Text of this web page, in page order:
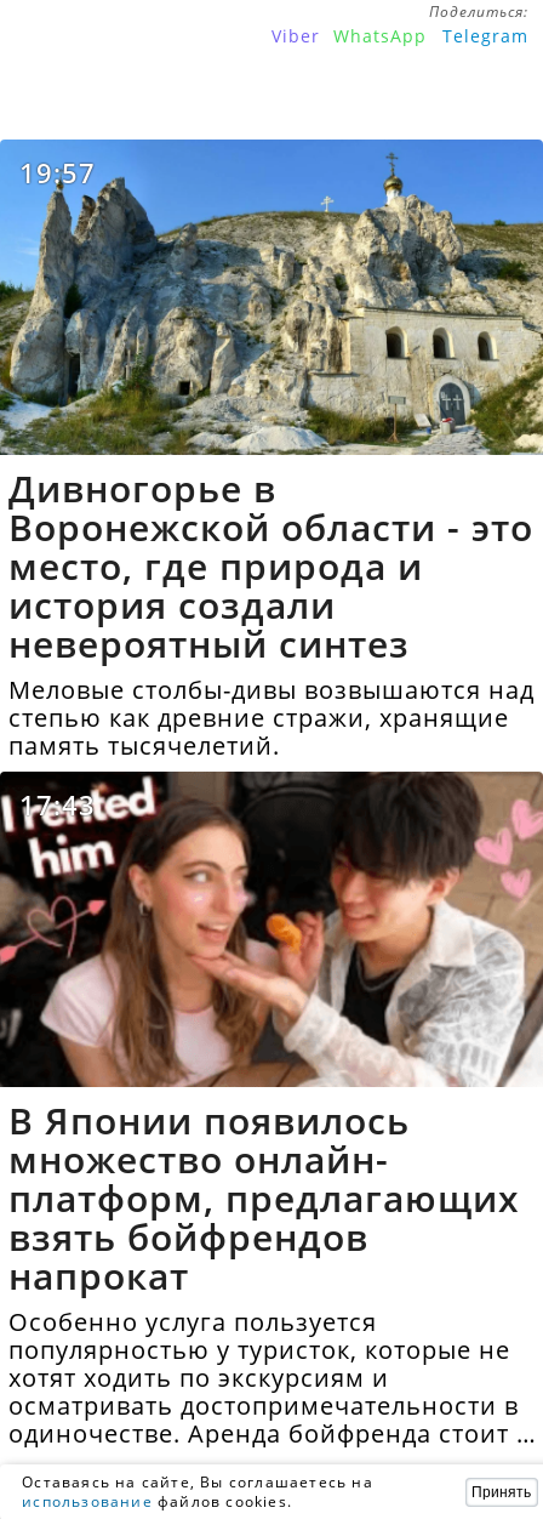
Поделиться:
Viber WhatsApp Telegram
19:57
Дивногорье в
Воронежской области - это
место, где природа и
история создали
невероятный синтез
Меловые столбы-дивы возвышаются над
степью как древние стражи, хранящие
память тысячелетий.
17:43
В Японии появилось
множество онлайн-
платформ, предлагающих
взять бойфрендов
напрокат
Особенно услуга пользуется
популярностью у туристок, которые не
хотят ходить по экскурсиям и
осматривать достопримечательности в
одиночестве. Аренда бойфренда стоит в
Оставаясь на сайте, Вы соглашаетесь на
использование файлов cookies. Принять